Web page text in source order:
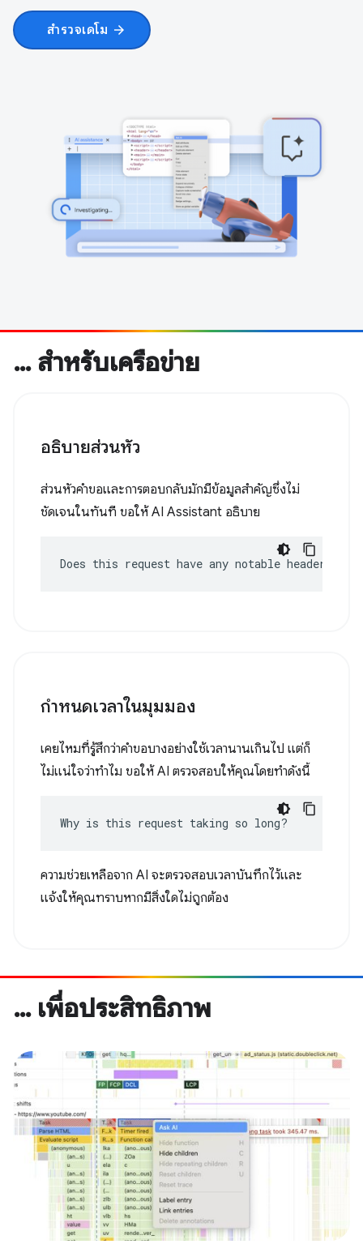
สำรวจเดโม arrow_forward
… สำหรับเครือข่าย
อธิบายส่วนหัว
ส่วนหัวคำขอและการตอบกลับมักมีข้อมูลสำคัญซึ่งไม่
ชัดเจนในทันที ขอให้ AI Assistant อธิบาย
Does this request have any notable headers?
กำหนดเวลาในมุมมอง
เคยไหมที่รู้สึกว่าคำขอบางอย่างใช้เวลานานเกินไป แต่ก็
ไม่แน่ใจว่าทำไม ขอให้ AI ตรวจสอบให้คุณโดยทำดังนี้
Why is this request taking so long?
ความช่วยเหลือจาก AI จะตรวจสอบเวลาบันทึกไว้และ
แจ้งให้คุณทราบหากมีสิ่งใดไม่ถูกต้อง
… เพื่อประสิทธิภาพ